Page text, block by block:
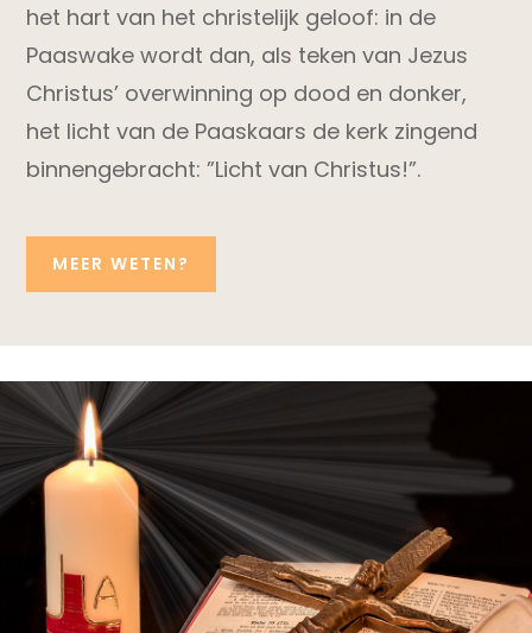
het hart van het christelijk geloof: in de
Paaswake wordt dan, als teken van Jezus
Christus’ overwinning op dood en donker,
het licht van de Paaskaars de kerk zingend
binnengebracht: ”Licht van Christus!”.
MEER WETEN?